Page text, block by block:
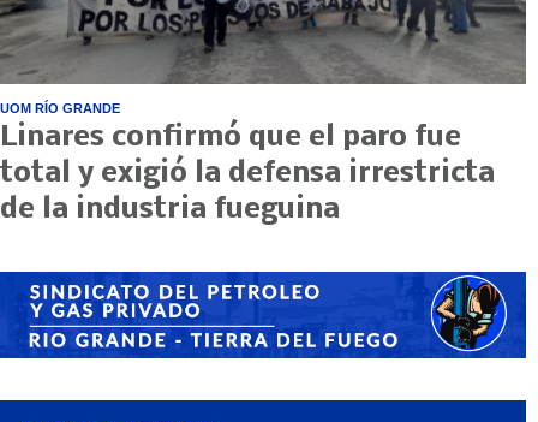
UOM RÍO GRANDE
Linares confirmó que el paro fue
total y exigió la defensa irrestricta
de la industria fueguina